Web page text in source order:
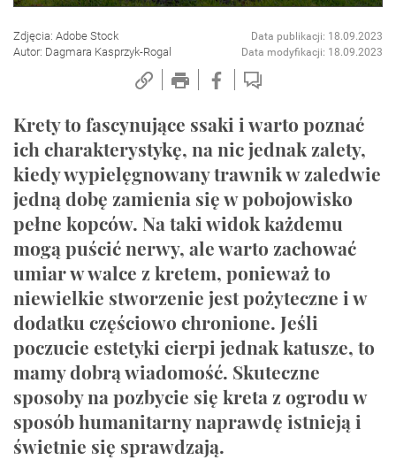
Zdjęcia: Adobe Stock
Autor: Dagmara Kasprzyk-Rogal
Data publikacji: 18.09.2023
Data modyfikacji: 18.09.2023
Krety to fascynujące ssaki i warto poznać
ich charakterystykę, na nic jednak zalety,
kiedy wypielęgnowany trawnik w zaledwie
jedną dobę zamienia się w pobojowisko
pełne kopców. Na taki widok każdemu
mogą puścić nerwy, ale warto zachować
umiar w walce z kretem, ponieważ to
niewielkie stworzenie jest pożyteczne i w
dodatku częściowo chronione. Jeśli
poczucie estetyki cierpi jednak katusze, to
mamy dobrą wiadomość. Skuteczne
sposoby na pozbycie się kreta z ogrodu w
sposób humanitarny naprawdę istnieją i
świetnie się sprawdzają.